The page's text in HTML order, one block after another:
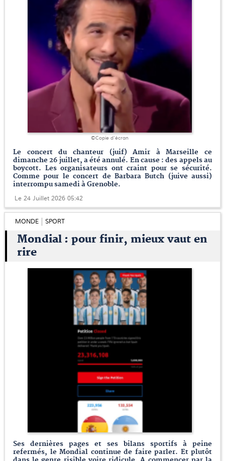
©Copie d'écran
Le concert du chanteur (juif) Amir à Marseille ce
dimanche 26 juillet, a été annulé. En cause : des appels au
boycott. Les organisateurs ont craint pour se sécurité.
Comme pour le concert de Barbara Butch (juive aussi)
interrompu samedi à Grenoble.
Le 24 Juillet 2026 05:42
MONDE SPORT
Mondial : pour finir, mieux vaut en
rire
Ses dernières pages et ses bilans sportifs à peine
refermés, le Mondial continue de faire parler. Et plutôt